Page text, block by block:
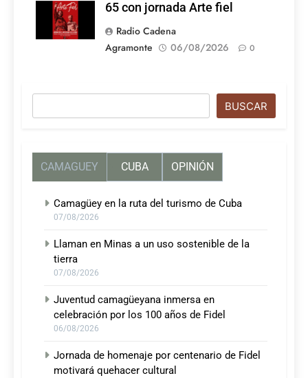
65 con jornada Arte fiel
Radio Cadena
Agramonte
06/08/2026 0
BUSCAR
CAMAGUEY CUBA OPINIÓN
Camagüey en la ruta del turismo de Cuba
07/08/2026
Llaman en Minas a un uso sostenible de la
tierra
07/08/2026
Juventud camagüeyana inmersa en
celebración por los 100 años de Fidel
06/08/2026
Jornada de homenaje por centenario de Fidel
motivará quehacer cultural